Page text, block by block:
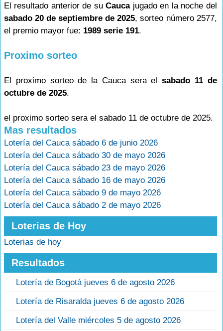
El resultado anterior de suCaucajugado en la noche del
sabado 20 de septiembre de 2025, sorteo número 2577,
el premio mayor fue: 1989 serie 191.
Proximo sorteo
El proximo sorteo de la Cauca sera elsabado 11 de
octubre de 2025.
el proximo sorteo sera el sabado 11 de octubre de 2025.
Mas resultados
Lotería del Cauca sábado 6 de junio 2026
Lotería del Cauca sábado 30 de mayo 2026
Lotería del Cauca sábado 23 de mayo 2026
Lotería del Cauca sábado 16 de mayo 2026
Lotería del Cauca sábado 9 de mayo 2026
Lotería del Cauca sábado 2 de mayo 2026
Loterias de Hoy
Loterias de hoy
Resultados
Lotería de Bogotá jueves 6 de agosto 2026
Lotería de Risaralda jueves 6 de agosto 2026
Lotería del Valle miércoles 5 de agosto 2026